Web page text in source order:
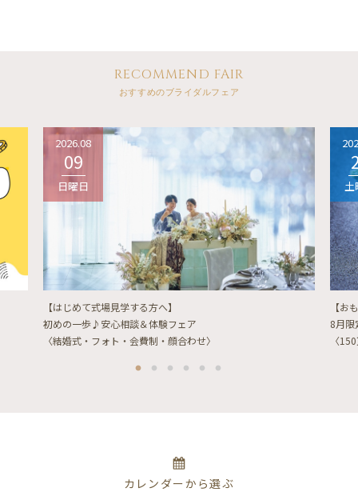
RECOMMEND FAIR
おすすめのブライダルフェア
2026.08
09
日曜日
【はじめて式場見学する方へ】
初めの一歩♪安心相談＆体験フェア
〈結婚式・フォト・会費制・顔合わせ〉
土
【お
8月限
〈
カレンダーから選ぶ